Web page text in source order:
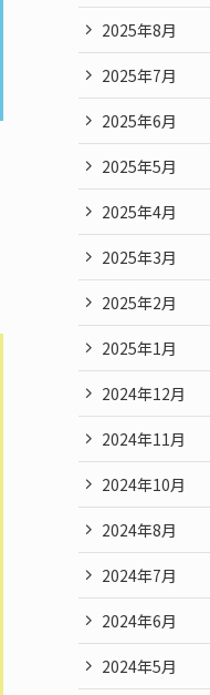
2025年8月
2025年7月
2025年6月
2025年5月
2025年4月
2025年3月
2025年2月
2025年1月
2024年12月
2024年11月
2024年10月
2024年8月
2024年7月
2024年6月
2024年5月